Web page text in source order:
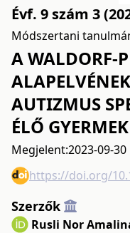
Évf. 9 szám 3
Módszertani
A WALDORF-
AUTIZMUS
ÉLŐ
Megjelent:2023-09-30
https://doi.org/
Szerzők
Rusli Nor